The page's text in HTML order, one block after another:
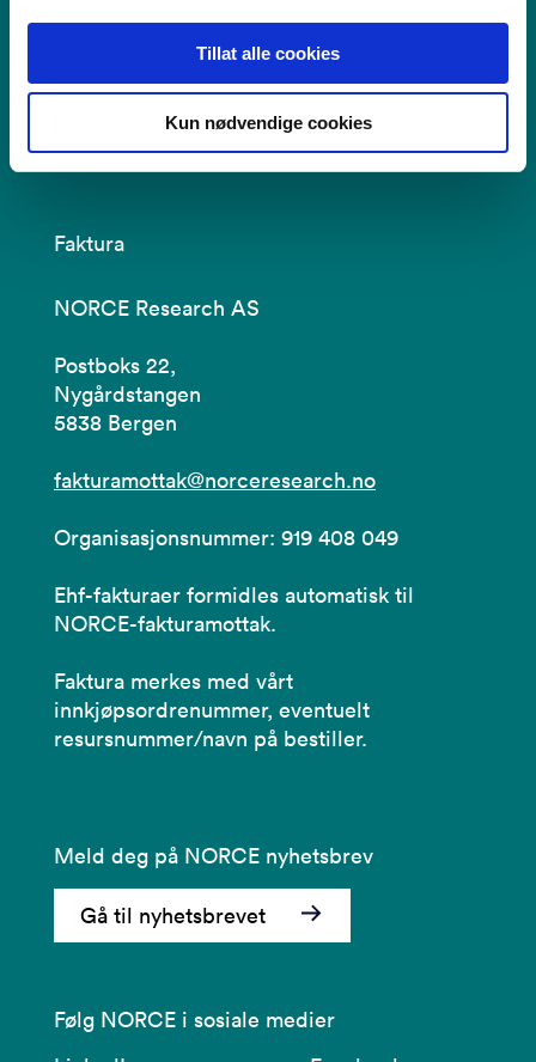
Tillat alle cookies
Kun nødvendige cookies
Bruk av informasjonskapsler
Personvern i NORCE
Faktura
NORCE Research AS
Postboks 22,
Nygårdstangen
5838 Bergen
fakturamottak@norceresearch.no
Organisasjonsnummer: 919 408 049
Ehf-fakturaer formidles automatisk til
NORCE-fakturamottak.
Faktura merkes med vårt
innkjøpsordrenummer, eventuelt
resursnummer/navn på bestiller.
Meld deg på NORCE nyhetsbrev
Gå til nyhetsbrevet
Følg NORCE i sosiale medier